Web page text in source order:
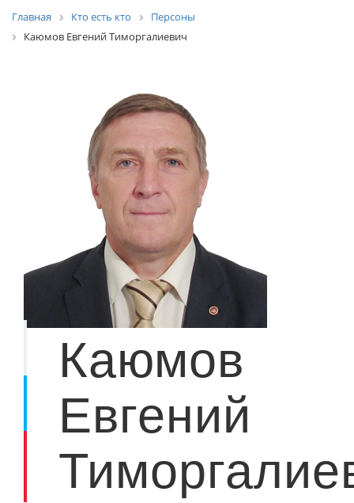
Главная Кто есть кто
Персоны
Каюмов Евгений Тиморгалиевич
Каюмов
Евгений